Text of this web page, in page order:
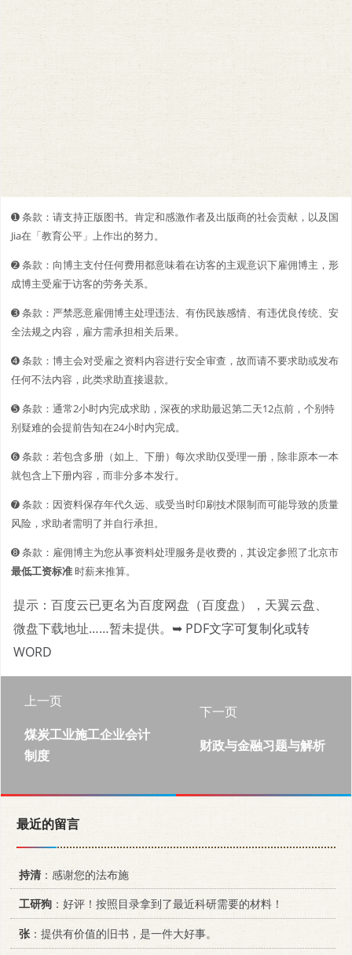
➊️ 条款：请支持正版图书。肯定和感激作者及出版商的社会贡献，以及国
Jia在「教育公平」上作出的努力。
➋️️ 条款：向博主支付任何费用都意味着在访客的主观意识下雇佣博主，形
成博主受雇于访客的劳务关系。
➌ 条款：严禁恶意雇佣博主处理违法、有伤民族感情、有违优良传统、安
全法规之内容，雇方需承担相关后果。
➍ 条款：博主会对受雇之资料内容进行安全审查，故而请不要求助或发布
任何不法内容，此类求助直接退款。
➎ 条款：通常2小时内完成求助，深夜的求助最迟第二天12点前，个别特
别疑难的会提前告知在24小时内完成。
➏ 条款：若包含多册（如上、下册）每次求助仅受理一册，除非原本一本
就包含上下册内容，而非分多本发行。
➐ 条款：因资料保存年代久远、或受当时印刷技术限制而可能导致的质量
风险，求助者需明了并自行承担。
➑ 条款：雇佣博主为您从事资料处理服务是收费的，其设定参照了北京市
最低工资标准时薪来推算。
提示：百度云已更名为百度网盘（百度盘），天翼云盘、
微盘下载地址……暂未提供。 ➥ PDF文字可复制化或转
WORD
上一页
煤炭工业施工企业会计
制度
下一页
财政与金融习题与解析
最近的留言
持清：感谢您的法布施
工研狗 ：好评！按照目录拿到了最近科研需要的材料！
张：提供有价值的旧书，是一件大好事。